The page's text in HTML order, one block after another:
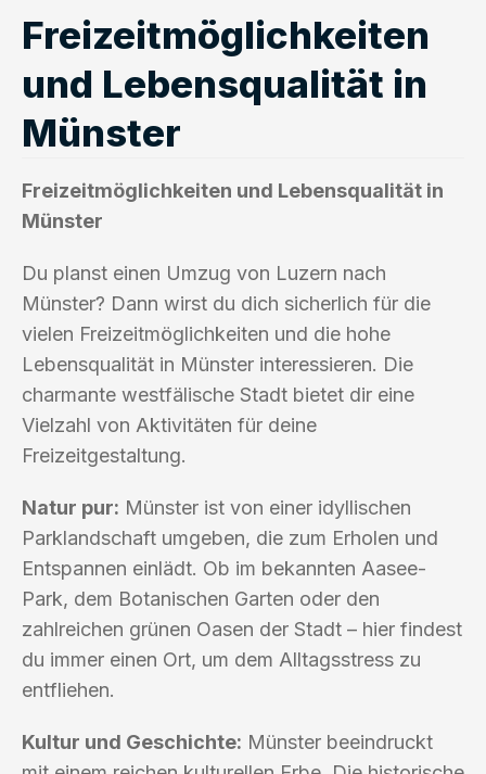
Freizeitmöglichkeiten
und Lebensqualität in
Münster
Freizeitmöglichkeiten und Lebensqualität in
Münster
Du planst einen Umzug von Luzern nach
Münster? Dann wirst du dich sicherlich für die
vielen Freizeitmöglichkeiten und die hohe
Lebensqualität in Münster interessieren. Die
charmante westfälische Stadt bietet dir eine
Vielzahl von Aktivitäten für deine
Freizeitgestaltung.
Natur pur: Münster ist von einer idyllischen
Parklandschaft umgeben, die zum Erholen und
Entspannen einlädt. Ob im bekannten Aasee-
Park, dem Botanischen Garten oder den
zahlreichen grünen Oasen der Stadt – hier findest
du immer einen Ort, um dem Alltagsstress zu
entfliehen.
Kultur und Geschichte: Münster beeindruckt